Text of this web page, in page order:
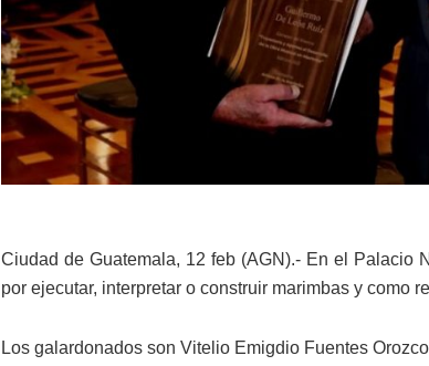
Ciudad de Guatemala, 12 feb (AGN).- En el Palacio
por ejecutar, interpretar o construir marimbas y como
Los galardonados son Vitelio Emigdio Fuentes